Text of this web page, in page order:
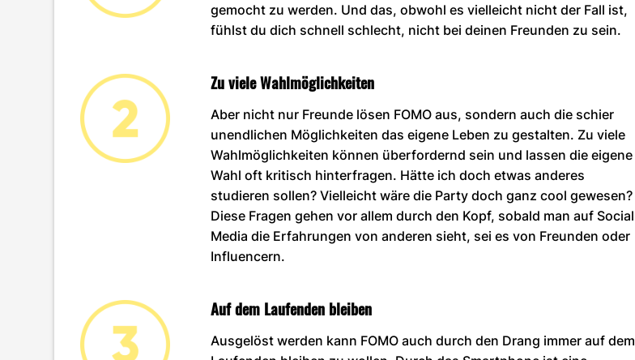
gemocht zu werden. Und das, obwohl es vielleicht nicht der Fall ist,
fühlst du dich schnell schlecht, nicht bei deinen Freunden zu sein.
Zu viele Wahlmöglichkeiten
Aber nicht nur Freunde lösen FOMO aus, sondern auch die schier
unendlichen Möglichkeiten das eigene Leben zu gestalten. Zu viele
Wahlmöglichkeiten können überfordernd sein und lassen die eigene
Wahl oft kritisch hinterfragen. Hätte ich doch etwas anderes
studieren sollen? Vielleicht wäre die Party doch ganz cool gewesen?
Diese Fragen gehen vor allem durch den Kopf, sobald man auf Social
Media die Erfahrungen von anderen sieht, sei es von Freunden oder
Influencern.
Auf dem Laufenden bleiben
Ausgelöst werden kann FOMO auch durch den Drang immer auf dem